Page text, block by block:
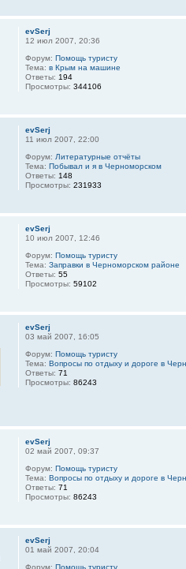
evSerj
12 июл 2007, 20:36
Форум: Помощь туристу
Тема:в Крым на машине
Ответы:194
Просмотры:344106
evSerj
11 июл 2007, 22:00
Форум:Литературные отчёты
Тема: Побывал и я в Черноморском
Ответы:148
Просмотры:231933
evSerj
10 июл 2007, 12:46
Форум: Помощь туристу
Тема:Заправки в Черноморском районе
Ответы:55
Просмотры:59102
evSerj
03 май 2007, 16:05
Форум: Помощь туристу
Тема: Вопросы по отдыху и дороге в
Ответы:71
Просмотры:86243
evSerj
02 май 2007, 09:37
Форум:Помощь туристу
Тема:Вопросы по отдыху и дороге в
Ответы:71
Просмотры:86243
evSerj
01 май 2007, 20:04
Форум:Помощь туристу